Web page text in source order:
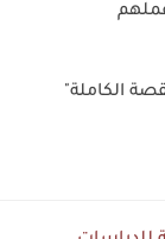
الكاملة"